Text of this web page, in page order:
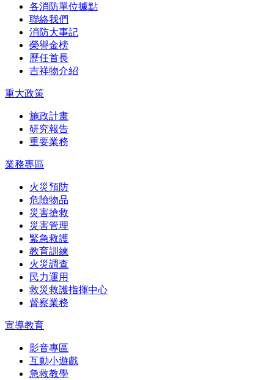
各消防單位據點
聯絡我們
消防大事記
榮譽金榜
歷任首長
吉祥物介紹
重大政策
施政計畫
研究報告
重要業務
業務專區
火災預防
危險物品
災害搶救
災害管理
緊急救護
教育訓練
火災調查
民力運用
救災救護指揮中心
督察業務
宣導教育
影音專區
互動小遊戲
急救教學